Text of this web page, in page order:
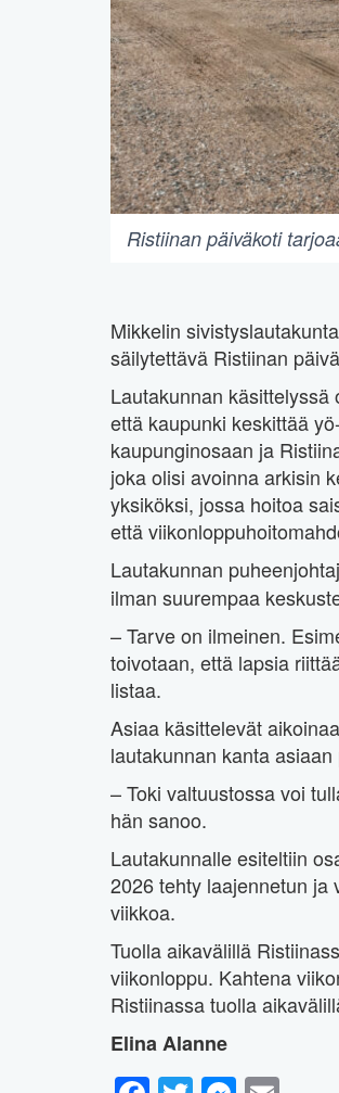
Ristiinan päiväkoti
Mikkelin
säilytettävä Ristiinan
Lautakunnan
että kaupunki keskittää
kaupunginosaan ja
joka olisi avoinna arkisin
yksiköksi, jossa hoitoa
että
Lautakunnan
ilman suurempaa
– Tarve on ilmeinen.
toivotaan, että lapsia
listaa.
Asiaa käsittelevät
lautakunnan kanta asiaan
– Toki valtuustossa voi
hän sanoo.
Lautakunnalle esiteltiin
2026 tehty laajennetun ja
viikkoa.
Tuolla aikavälillä
viikonloppu. Kahtena
Ristiinassa tuolla
Elina Alanne